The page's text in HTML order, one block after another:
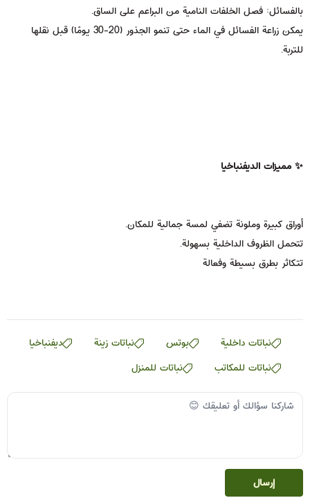
بالفسائل: فصل الخلفات النامية من البراعم على الساق.
يمكن زراعة الفسائل في الماء حتى تنمو الجذور (20-30 يومًا) قبل نقلها
للتربة.
✨ مميزات الديفنباخيا
أوراق كبيرة وملونة تضفي لمسة جمالية للمكان.
تتحمل الظروف الداخلية بسهولة.
تتكاثر بطرق بسيطة وفعالة
نباتات داخلية بوتس نباتات زينة
ديفنباخيا
نباتات للمكاتب
نباتات للمنزل
إرسال